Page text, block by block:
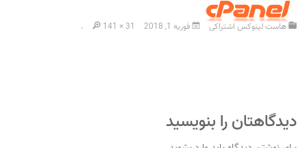
هاست لینوکس اشتراکی فوریه 1, 2018 141 × 31
.
دیدگاهتان را بنویسید